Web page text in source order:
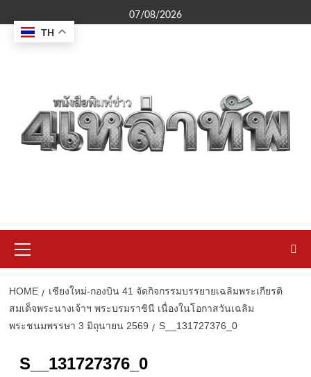
to
content
07/08/2026
Menu
HOME
เชียงใหม่-กองบิน 41 จัดกิจกรรมบรรยายเฉลิมพระเกียรติ
สมเด็จพระนางเจ้าฯ พระบรมราชินี เนื่องในโอกาสวันเฉลิม
พระชนมพรรษา 3 มิถุนายน 2569
S__131727376_0
S__131727376_0
TH